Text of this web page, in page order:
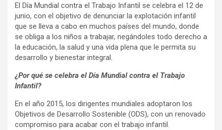
El Día Mundial contra el Trabajo Infantil se celebra el 12 de
junio, con el objetivo de denunciar la explotación infantil
que se lleva a cabo en muchos países del mundo, donde
se obliga a los niños a trabajar, negándoles todo derecho a
la educación, la salud y una vida plena que le permita su
desarrollo y bienestar integral.
¿Por qué se celebra el Día Mundial contra el Trabajo
Infantil?
En el año 2015, los dirigentes mundiales adoptaron los
Objetivos de Desarrollo Sostenible (ODS), con un renovado
compromiso para acabar con el trabajo infantil.